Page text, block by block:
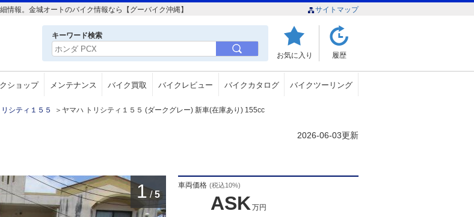
報。金城オートのバイク情報なら【グーバイク沖縄】 サイトマップ
キーワード検索
お気に入り 履歴
ショップ メンテナンス バイク買取 バイクレビュー バイクカタログ バイクツーリング
リシティ１５５ ＞ ヤマハ トリシティ１５５ (ダークグレー) 新車(在庫あり) 155cc
2026-06-03更新
1 / 5
車両価格 (税込10%)
ASK 万円